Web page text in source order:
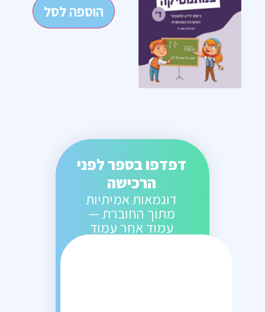
הוספה לסל
דפדפו בספר לפני
הרכישה
דוגמאות אמיתיות
מתוך החוברת —
עמוד אחר עמוד